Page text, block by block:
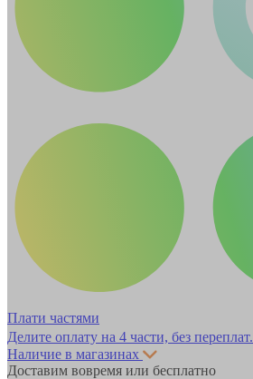
Плати частями
Делите оплату на 4 части, без переплат.
Наличие в магазинах
Доставим вовремя или бесплатно